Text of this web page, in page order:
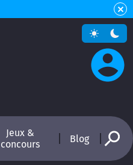
Jeux &
concours
Blog